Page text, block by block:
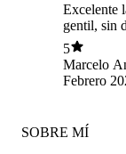
Excelente
gentil, sin
parentales
5
Marcelo
Pérez
Febrero
SOBRE MÍ